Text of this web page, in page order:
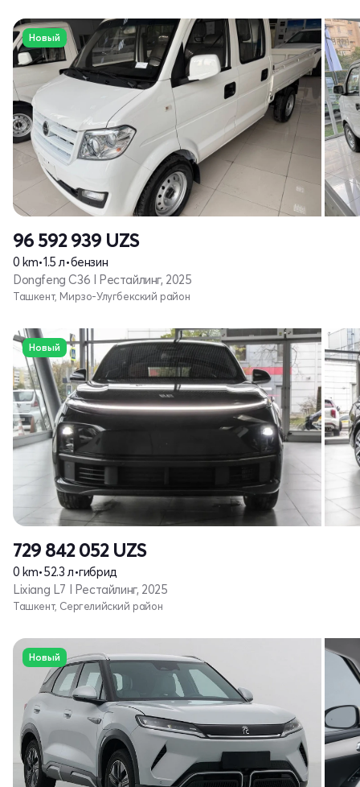
Новый
96 592 939 UZS
0 km•1.5 л•бензин
Dongfeng C36 I Рестайлинг, 2025
Ташкент, Мирзо-Улугбекский район
Новый
729 842 052 UZS
0 km•52.3 л•гибрид
Lixiang L7 I Рестайлинг, 2025
Ташкент, Сергелийский район
Новый